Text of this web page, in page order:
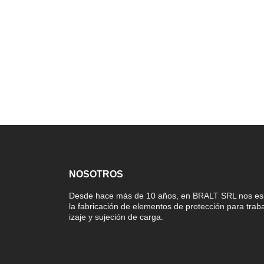
NOSOTROS
Desde hace más de 10 años, en BRALT SRL nos
la fabricación de elementos de protección para
izaje y sujeción de carga.